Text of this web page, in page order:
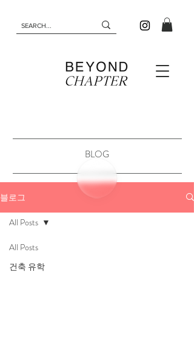
BLOG
블로그
All Posts
건축 유학
All Posts